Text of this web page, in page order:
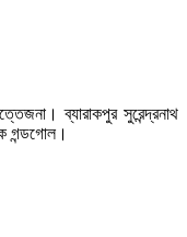
ব্যারাকপুর সুরেন্দ্রনাথ
গন্ডগোল।